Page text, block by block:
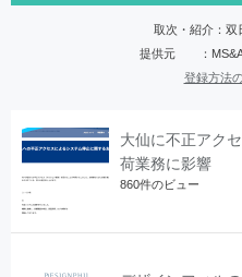
取次・紹介：双
提供元 ：
登録方法
大仙に不正アク
荷業務に影響
860件のビュー